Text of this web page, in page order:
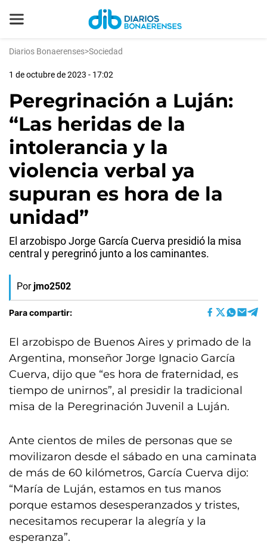
Diarios Bonaerenses>Sociedad
1 de octubre de 2023 - 17:02
Peregrinación a Luján:
“Las heridas de la
intolerancia y la
violencia verbal ya
supuran es hora de la
unidad”
El arzobispo Jorge García Cuerva presidió la misa
central y peregrinó junto a los caminantes.
Por jmo2502
Para compartir:
El arzobispo de Buenos Aires y primado de la
Argentina, monseñor Jorge Ignacio García
Cuerva, dijo que “es hora de fraternidad, es
tiempo de unirnos”, al presidir la tradicional
misa de la Peregrinación Juvenil a Luján.
Ante cientos de miles de personas que se
movilizaron desde el sábado en una caminata
de más de 60 kilómetros, García Cuerva dijo:
“María de Luján, estamos en tus manos
porque estamos desesperanzados y tristes,
necesitamos recuperar la alegría y la
esperanza”.